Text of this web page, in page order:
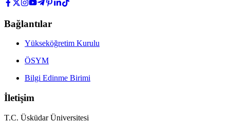
Bağlantılar
Yükseköğretim Kurulu
ÖSYM
Bilgi Edinme Birimi
İletişim
T.C. Üsküdar Üniversitesi